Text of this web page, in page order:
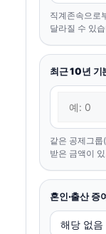
직계존속으로
달라질 수 있
최근 10년 기
같은 공제그
받은 금액이
혼인·출산 증